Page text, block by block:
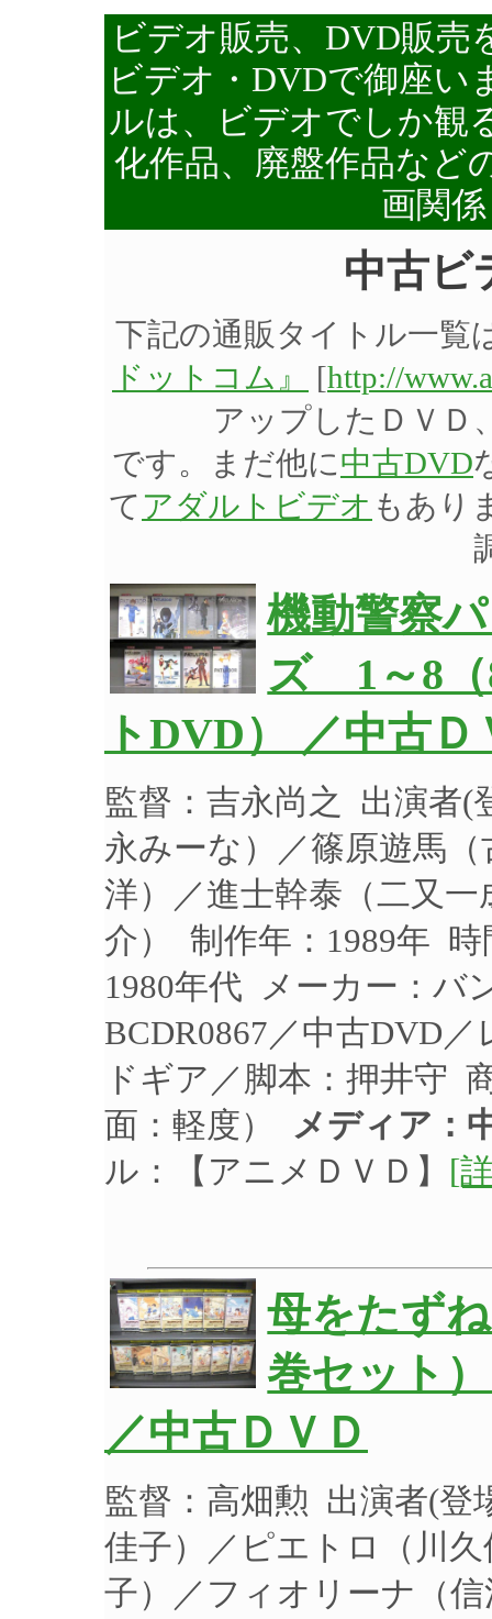
ビデオ販売、DVD販売
ビデオ・DVDで御座い
ルは、ビデオでしか観
化作品、廃盤作品など
画関
中古ビ
下記の通販タイトル一覧
ドットコム』
[http://
アップしたＤＶＤ
です。まだ他に中古DVD
て アダルトビデオ もあり
機動警察
ズ 1～8（
トDVD） ／中古Ｄ
監督：吉永尚之 出演者(
永みーな）／篠原遊馬
洋）／進士幹泰（二又
介） 制作年：1989年
1980年代 メーカー：バ
BCDR0867／中古DVD
ドギア／脚本：押井守
面：軽度）
メディア：
ル：【アニメＤＶＤ】 [
母をたず
巻セット
／中古ＤＶＤ
監督：高畑勲 出演者(登
佳子）／ピエトロ（川
子）／フィオリーナ（